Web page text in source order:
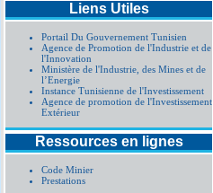
Liens Utiles
Portail Du Gouvernement Tunisien
Agence de Promotion de l'Industrie et de
l'Innovation
Ministère de l'Industrie, des Mines et de
l’Energie
Instance Tunisienne de l'Investissement
Agence de promotion de l'Investissement
Extérieur
Ressources en lignes
Code Minier
Prestations